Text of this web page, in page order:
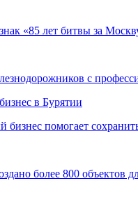
«85 лет битвы за
с
в Бурятии
помогает
более 800 объектов